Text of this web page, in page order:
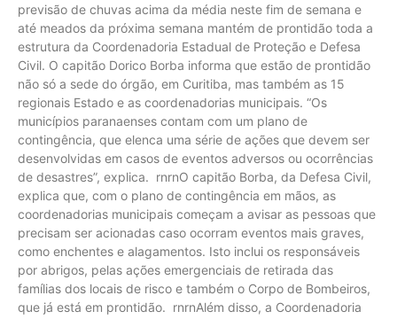
previsão de chuvas acima da média neste fim de semana e
até meados da próxima semana mantém de prontidão toda a
estrutura da Coordenadoria Estadual de Proteção e Defesa
Civil. O capitão Dorico Borba informa que estão de prontidão
não só a sede do órgão, em Curitiba, mas também as 15
regionais Estado e as coordenadorias municipais. “Os
municípios paranaenses contam com um plano de
contingência, que elenca uma série de ações que devem ser
desenvolvidas em casos de eventos adversos ou ocorrências
de desastres”, explica. rnrnO capitão Borba, da Defesa Civil,
explica que, com o plano de contingência em mãos, as
coordenadorias municipais começam a avisar as pessoas que
precisam ser acionadas caso ocorram eventos mais graves,
como enchentes e alagamentos. Isto inclui os responsáveis
por abrigos, pelas ações emergenciais de retirada das
famílias dos locais de risco e também o Corpo de Bombeiros,
que já está em prontidão. rnrnAlém disso, a Coordenadoria